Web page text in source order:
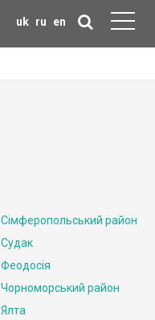
uk ru en
Сімферопольський район
Судак
Феодосія
Чорноморський район
Ялта